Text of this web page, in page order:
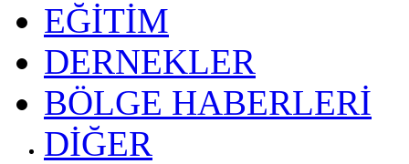
EĞİTİM
DERNEKLER
BÖLGE HABERLERİ
DİĞER